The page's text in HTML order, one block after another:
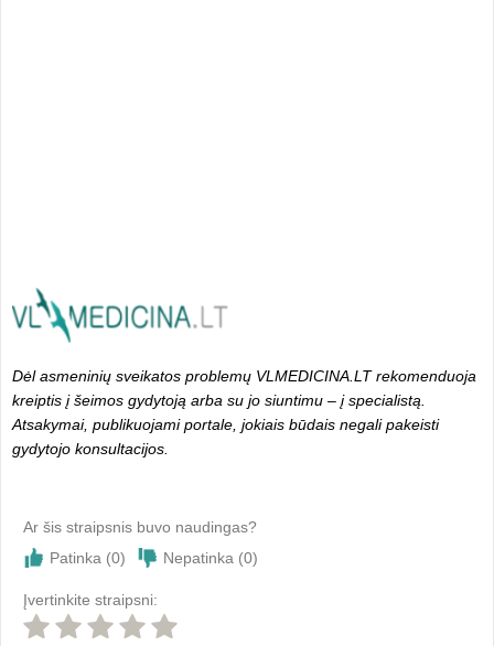
Dėl asmeninių sveikatos problemų VLMEDICINA.LT rekomenduoja
kreiptis į šeimos gydytoją arba su jo siuntimu – į specialistą.
Atsakymai, publikuojami portale, jokiais būdais negali pakeisti
gydytojo konsultacijos.
Ar šis straipsnis buvo naudingas?
Patinka (0) Nepatinka (0)
Įvertinkite straipsni: